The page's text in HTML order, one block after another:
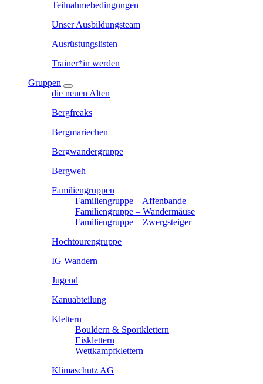
Teilnahmebedingungen
Unser Ausbildungsteam
Ausrüstungslisten
Trainer*in werden
Gruppen
die neuen Alten
Bergfreaks
Bergmariechen
Bergwandergruppe
Bergweh
Familiengruppen
Familiengruppe – Affenbande
Familiengruppe – Wandermäuse
Familiengruppe – Zwergsteiger
Hochtourengruppe
IG Wandern
Jugend
Kanuabteilung
Klettern
Bouldern & Sportklettern
Eisklettern
Wettkampfklettern
Klimaschutz AG